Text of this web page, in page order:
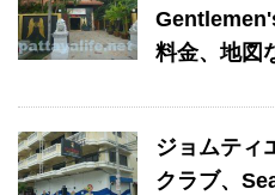
料金、地図
ジョムティ
クラブ、